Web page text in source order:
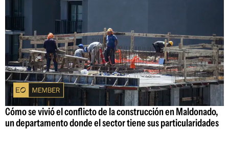
Cómo se vivió el conflicto de la construcción en Maldonado,
un departamento donde el sector tiene sus particularidades